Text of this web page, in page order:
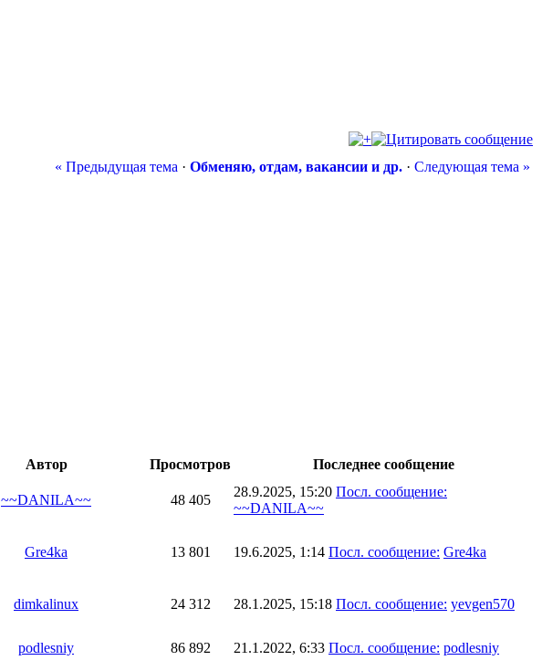
« Предыдущая тема · Обменяю, отдам, вакансии и др. · Следующая тема »
Автор Просмотров
Последнее сообщение
~~DANILA~~ 48 405
28.9.2025, 15:20 Посл. сообщение:
~~DANILA~~
Gre4ka 13 801 19.6.2025, 1:14 Посл. сообщение: Gre4ka
dimkalinux 24 312 28.1.2025, 15:18 Посл. сообщение: yevgen570
podlesniy 86 892 21.1.2022, 6:33 Посл. сообщение: podlesniy